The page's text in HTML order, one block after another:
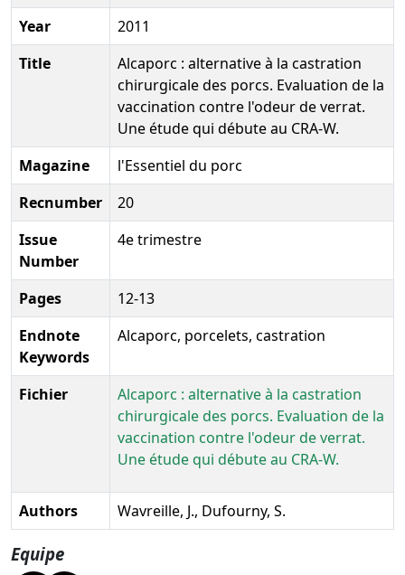
Year
2011
Title
Alcaporc : alternative à la castration
chirurgicale des porcs. Evaluation de la
vaccination contre l'odeur de verrat.
Une étude qui débute au CRA-W.
Magazine
l'Essentiel du porc
Recnumber
20
Issue
Number
4e trimestre
Pages
12-13
Endnote
Keywords
Alcaporc, porcelets, castration
Fichier
Alcaporc : alternative à la castration
chirurgicale des porcs. Evaluation de la
vaccination contre l'odeur de verrat.
Une étude qui débute au CRA-W.
Authors Wavreille, J., Dufourny, S.
Equipe